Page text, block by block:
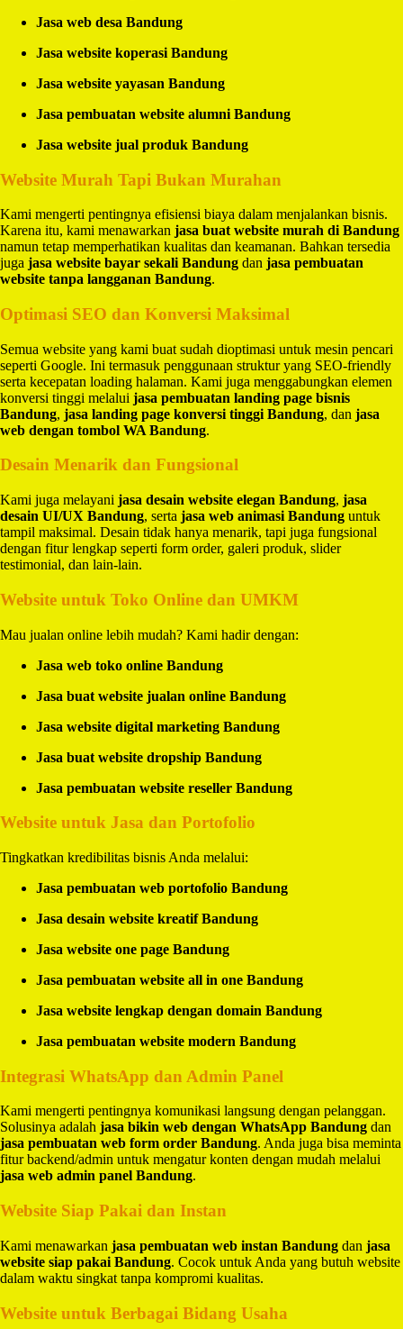
Jasa web desa Bandung
Jasa website koperasi Bandung
Jasa website yayasan Bandung
Jasa pembuatan website alumni Bandung
Jasa website jual produk Bandung
Website Murah Tapi Bukan Murahan
Kami mengerti pentingnya efisiensi biaya dalam menjalankan bisnis.
Karena itu, kami menawarkan jasa buat website murah di Bandung
namun tetap memperhatikan kualitas dan keamanan. Bahkan tersedia
juga jasa website bayar sekali Bandung dan jasa pembuatan
website tanpa langganan Bandung.
Optimasi SEO dan Konversi Maksimal
Semua website yang kami buat sudah dioptimasi untuk mesin pencari
seperti Google. Ini termasuk penggunaan struktur yang SEO-friendly
serta kecepatan loading halaman. Kami juga menggabungkan elemen
konversi tinggi melalui jasa pembuatan landing page bisnis
Bandung, jasa landing page konversi tinggi Bandung, dan jasa
web dengan tombol WA Bandung.
Desain Menarik dan Fungsional
Kami juga melayani jasa desain website elegan Bandung, jasa
desain UI/UX Bandung, serta jasa web animasi Bandung untuk
tampil maksimal. Desain tidak hanya menarik, tapi juga fungsional
dengan fitur lengkap seperti form order, galeri produk, slider
testimonial, dan lain-lain.
Website untuk Toko Online dan UMKM
Mau jualan online lebih mudah? Kami hadir dengan:
Jasa web toko online Bandung
Jasa buat website jualan online Bandung
Jasa website digital marketing Bandung
Jasa buat website dropship Bandung
Jasa pembuatan website reseller Bandung
Website untuk Jasa dan Portofolio
Tingkatkan kredibilitas bisnis Anda melalui:
Jasa pembuatan web portofolio Bandung
Jasa desain website kreatif Bandung
Jasa website one page Bandung
Jasa pembuatan website all in one Bandung
Jasa website lengkap dengan domain Bandung
Jasa pembuatan website modern Bandung
Integrasi WhatsApp dan Admin Panel
Kami mengerti pentingnya komunikasi langsung dengan pelanggan.
Solusinya adalah jasa bikin web dengan WhatsApp Bandung dan
jasa pembuatan web form order Bandung. Anda juga bisa meminta
fitur backend/admin untuk mengatur konten dengan mudah melalui
jasa web admin panel Bandung.
Website Siap Pakai dan Instan
Kami menawarkan jasa pembuatan web instan Bandung dan jasa
website siap pakai Bandung. Cocok untuk Anda yang butuh website
dalam waktu singkat tanpa kompromi kualitas.
Website untuk Berbagai Bidang Usaha